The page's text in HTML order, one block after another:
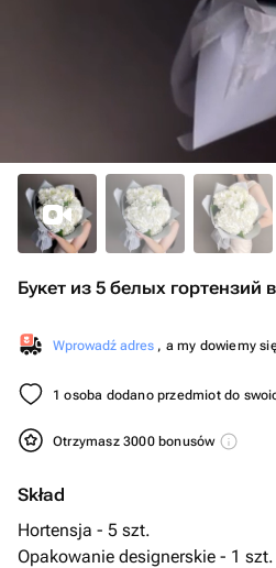
Букет из 5 белых гортензий
Wprowadź adres , a my dowiemy
1 osoba dodano przedmiot do
Otrzymasz 3000 bonusów
Skład
Hortensja - 5 szt.
Opakowanie designerskie - 1 szt.